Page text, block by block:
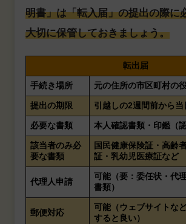
明書」は「転入届」の提出の際に
大切に保管しておきましょう。
転出届
手続き場所 元の住所の市区町村の
提出の期限 引越しの2週間前から当
必要な書類 本人確認書類・印鑑（
該当者のみ必
要な書類
国民健康保険証・高齢
証・乳幼児医療証など
代理人申請
可能（要：委任状・代
書類）
郵便対応
可能（ウェブサイトな
すると良い）